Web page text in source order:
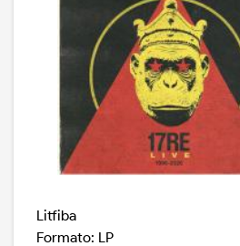
omonimo che porterà i Litfiba in
città italiane tra giugno ed agosto.
ATTENZIONE: Il disco è in
Demand, i pre-ordini chiuderanno
Litfiba
Formato: LP